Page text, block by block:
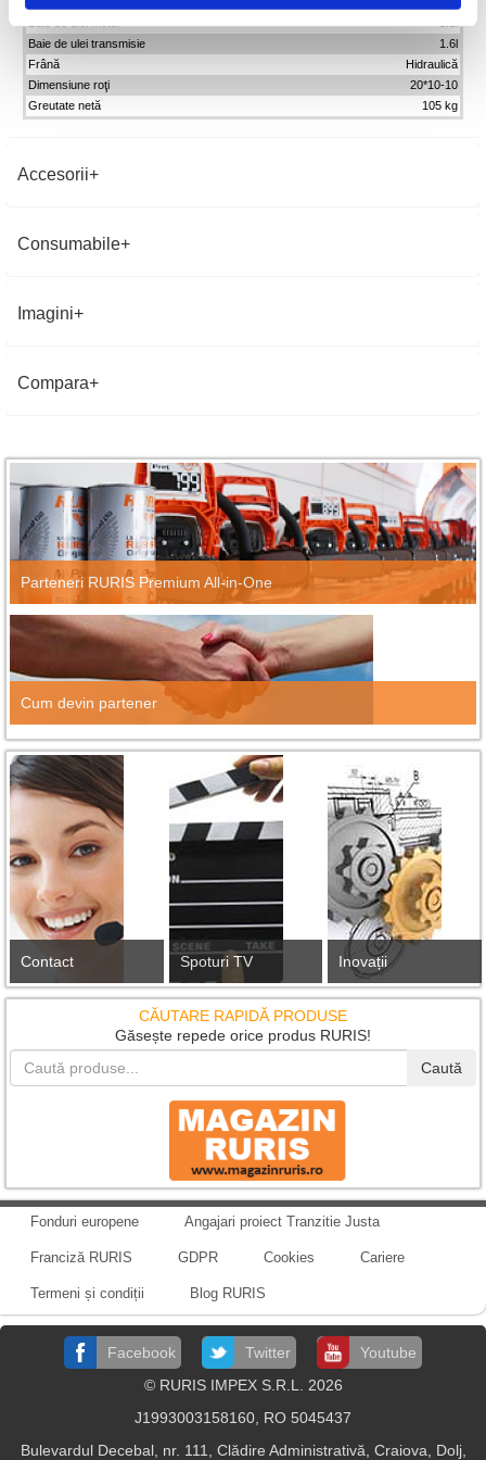
Baie de ulei transmisie
1.6l
Frână
Hidraulică
Dimensiune roţi
20*10-10
Greutate netă
105 kg
Accesorii
Consumabile
Imagini
Compara
Parteneri RURIS Premium All-in-One
Cum devin partener
Contact Spoturi TV Inovații
CĂUTARE RAPIDĂ PRODUSE
Găsește repede orice produs RURIS!
Caută
Fonduri europene Angajari proiect Tranzitie Justa
Franciză RURIS GDPR Cookies Cariere
Termeni și condiții Blog RURIS
Facebook Twitter
Youtube
© RURIS IMPEX S.R.L. 2026
J1993003158160, RO 5045437
Bulevardul Decebal, nr. 111, Clădire Administrativă, Craiova, Dolj,